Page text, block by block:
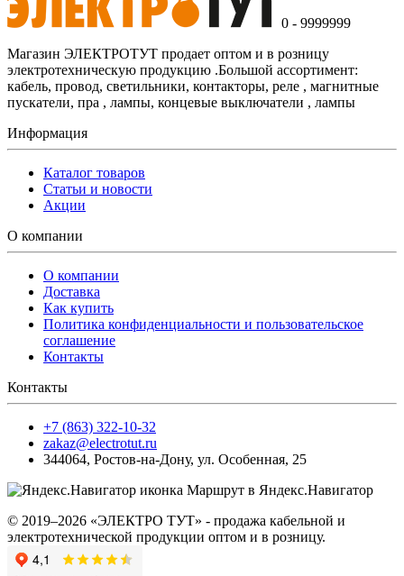
0 - 9999999
Магазин ЭЛЕКТРОТУТ продает оптом и в розницу
электротехническую продукцию .Большой ассортимент:
кабель, провод, светильники, контакторы, реле , магнитные
пускатели, пра , лампы, концевые выключатели , лампы
Информация
Каталог товаров
Статьи и новости
Акции
О компании
О компании
Доставка
Как купить
Политика конфиденциальности и пользовательское
соглашение
Контакты
Контакты
+7 (863) 322-10-32
zakaz@electrotut.ru
344064, Ростов-на-Дону, ул. Особенная, 25
Маршрут в Яндекс.Навигатор
© 2019–2026 «ЭЛЕКТРО ТУТ» - продажа кабельной и
электротехнической продукции оптом и в розницу.